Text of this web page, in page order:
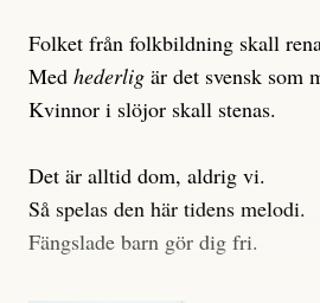
Folket från folkbildning skall
Med hederlig är det svensk som
Kvinnor i slöjor skall stenas.
Det är alltid dom, aldrig vi.
Så spelas den här tidens melodi.
Fängslade barn gör dig fri.